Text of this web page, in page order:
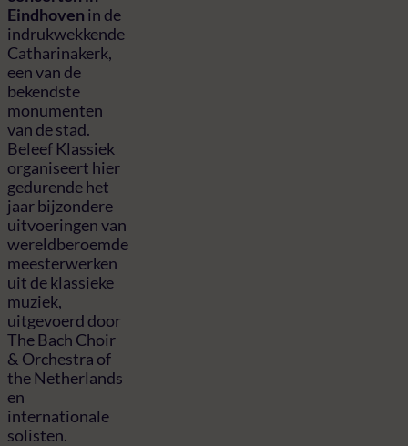
Eindhoven in de
indrukwekkende
Catharinakerk,
een van de
bekendste
monumenten
van de stad.
Beleef Klassiek
organiseert hier
gedurende het
jaar bijzondere
uitvoeringen van
wereldberoemde
meesterwerken
uit de klassieke
muziek,
uitgevoerd door
The Bach Choir
& Orchestra of
the Netherlands
en
internationale
solisten.